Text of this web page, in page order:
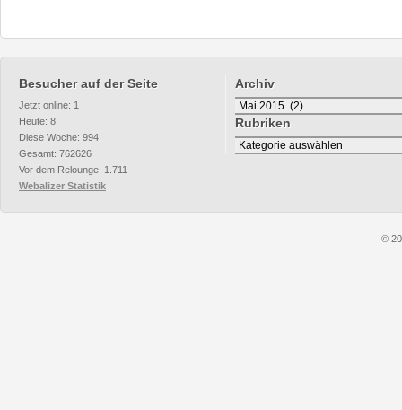
Besucher auf der Seite
Jetzt online: 1
Heute: 8
Diese Woche: 994
Gesamt: 762626
Vor dem Relounge: 1.711
Webalizer Statistik
Archiv
Archiv
Rubriken
Rubriken
©